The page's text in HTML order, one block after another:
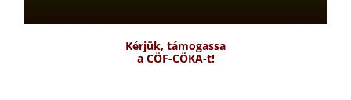
Kérjük, támogassa
a CÖF-CÖKA-t!